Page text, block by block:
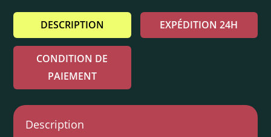
DESCRIPTION EXPÉDITION 24H
CONDITION DE
PAIEMENT
Description